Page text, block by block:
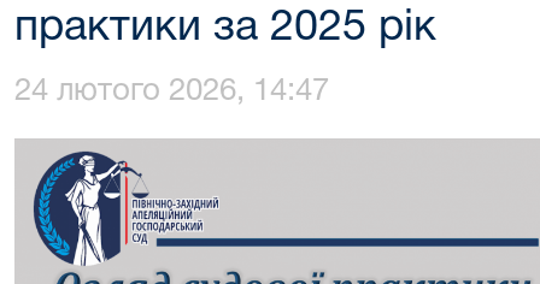
практики за 2025 рік
24 лютого 2026, 14:47